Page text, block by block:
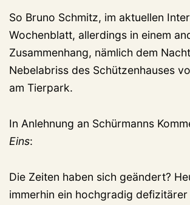
So Bruno Schmitz, im aktuellen
Wochenblatt, allerdings in einem
Zusammenhang, nämlich dem
Nebelabriss des Schützenhauses
am Tierpark.
In Anlehnung an Schürmanns
Eins:
Die Zeiten haben sich geändert?
immerhin ein hochgradig defizitärer